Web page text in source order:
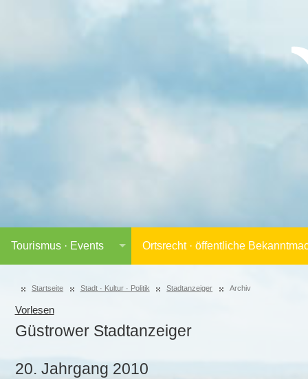
Tourismus · Events Ortsrecht · öffentliche
Startseite Stadt · Kultur · Politik Stadtanzeiger Archiv
Vorlesen
Güstrower Stadtanzeiger
20. Jahrgang 2010